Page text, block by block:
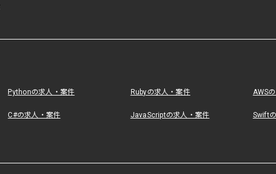
Pythonの求人・案件 Rubyの求人・案件 AWS
C#の求人・案件 JavaScriptの求人・案件 Swift